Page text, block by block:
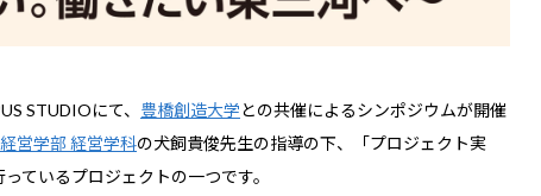
STUDIOにて、 豊橋創造大学との共催によるシンポジウムが開催
営学部 経営学科の犬飼貴俊先生の指導の下、「プロジェクト実
ているプロジェクトの一つです。